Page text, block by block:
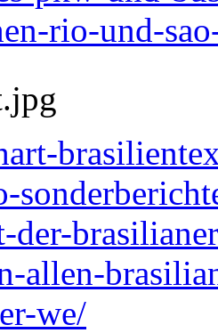
rio-und-
der-
allen-
we/